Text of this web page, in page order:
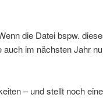
die Datei bspw.
auch im nächsten Jahr
– und stellt noch eine